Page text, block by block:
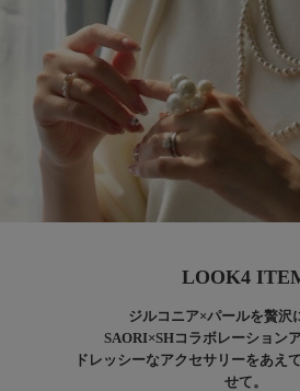
LOOK4
ジルコニア×パールを贅沢
SAORI×SHコラボレーション
ドレッシーなアクセサリーをあえ
せて。